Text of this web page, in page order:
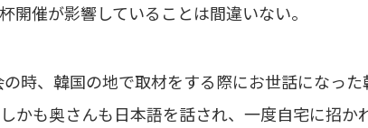
開催が影響していることは間違いない。
時、韓国の地で取材をする際にお世話になっ
かも奥さんも日本語を話され、一度自宅に招